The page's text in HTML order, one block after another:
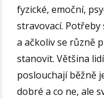
fyzické, emoční,
stravovací. Potřeby
a ačkoliv se různě
stanovit. Většina
poslouchají běžně
dobré a co ne, ale